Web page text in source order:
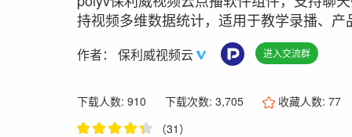
持视频多维数据统计，适用于教学录播、
作者：保利威视频云 进入交流群
下载人数: 910 下载次数: 3,705 收藏人数:77
（31）